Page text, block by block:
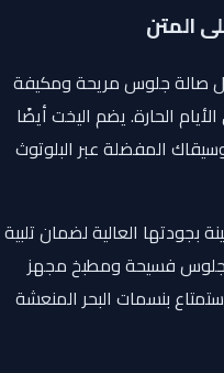
المتن
صالة جلوس مريحة ومكيفة
الحارة. يضم اليخت أيضًا
المفضلة عبر البلوتوث
بجودتها العالية لضمان تلبية
جلوس فسيحة ومطبخ مجهز
بنسمات البحر المنعشة